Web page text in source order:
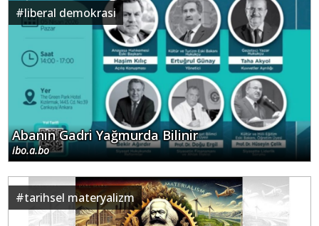
#liberal demokrasi
Abanın Gadri Yağmurda Bilinir
ibo.a.bo
#tarihsel materyalizm